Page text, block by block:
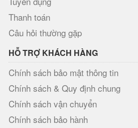
Thanh toán
Câu hỏi thường gặp
HỖ TRỢ KHÁCH HÀNG
Chính sách bảo mật thông tin
Chính sách & Quy định chung
Chính sách vận chuyển
Chính sách bảo hành